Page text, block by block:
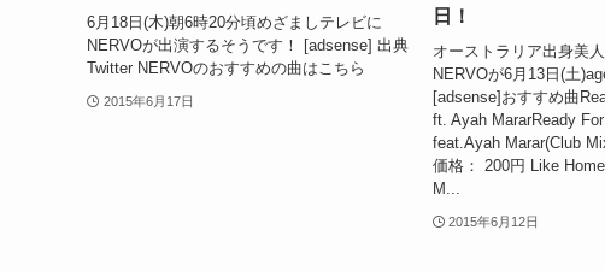
6月18日(木)朝6時20分頃めざましテレビに
NERVOが出演するそうです！ [adsense] 出典
Twitter NERVOのおすすめの曲はこちら
2015年6月17日
日！
オーストラリア出身美
NERVOが6月13日(土
[adsense]おすすめ曲
ft. Ayah MararReady
feat.Ayah Marar(Club
価格： 200円 Like
M...
2015年6月12日